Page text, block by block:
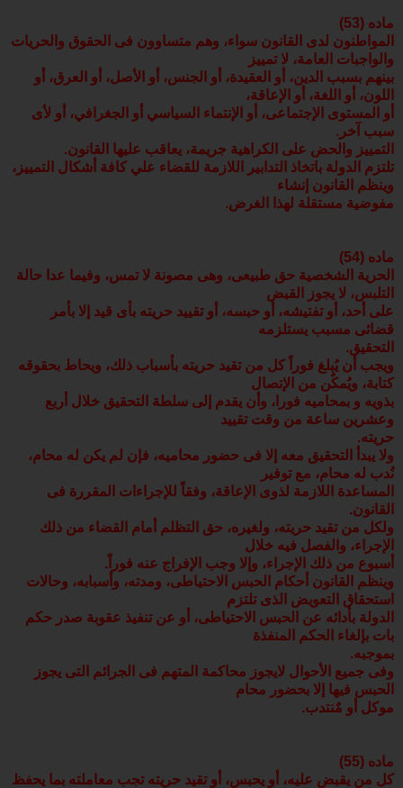
ماده (53)
المواطنون لدى القانون سواء، وهم متساوون فى الحقوق والحريات
والواجبات العامة، لا تمييز
بينهم بسبب الدين، أو العقيدة، أو الجنس، أو الأصل، أو العرق، أو
اللون، أو اللغة، أو الإعاقة،
أو المستوى الإجتماعى، أو الإنتماء السياسي أو الجغرافي، أو لأى
سبب آخر.
التمييز والحض على الكراهية جريمة، يعاقب عليها القانون.
تلتزم الدولة باتخاذ التدابير اللازمة للقضاء علي كافة أشكال التمييز،
وينظم القانون إنشاء
مفوضية مستقلة لهذا الغرض.
ماده (54)
الحرية الشخصية حق طبيعى، وهى مصونة لا تمس، وفيما عدا حالة
التلبس، لا يجوز القبض
على أحد، أو تفتيشه، أو حبسه، أو تقييد حريته بأى قيد إلا بأمر
قضائى مسبب يستلزمه
التحقيق.
ويجب أن يُبلغ فوراً كل من تقيد حريته بأسباب ذلك، ويحاط بحقوقه
كتابة، ويُمكٌن من الإتصال
بذويه و بمحاميه فورا، وأن يقدم إلى سلطة التحقيق خلال أربع
وعشرين ساعة من وقت تقييد
حريته.
ولا يبدأ التحقيق معه إلا فى حضور محاميه، فإن لم يكن له محام،
نُدب له محام، مع توفير
المساعدة اللازمة لذوى الإعاقة، وفقاً للإجراءات المقررة فى
القانون.
ولكل من تقيد حريته، ولغيره، حق التظلم أمام القضاء من ذلك
الإجراء، والفصل فيه خلال
أسبوع من ذلك الإجراء، وإلا وجب الإفراج عنه فوراً.
وينظم القانون أحكام الحبس الاحتياطى، ومدته، وأسبابه، وحالات
استحقاق التعويض الذى تلتزم
الدولة بأدائه عن الحبس الاحتياطى، أو عن تنفيذ عقوبة صدر حكم
بات بإلغاء الحكم المنفذة
بموجبه.
وفى جميع الأحوال لايجوز محاكمة المتهم فى الجرائم التى يجوز
الحبس فيها إلا بحضور محام
موكل أو مٌنتدب.
ماده (55)
كل من يقبض عليه، أو يحبس، أو تقيد حريته تجب معاملته بما يحفظ